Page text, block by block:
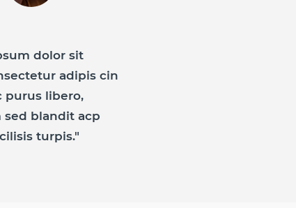
dolor sit
adipis cin
purus libero,
blandit acp
turpis."